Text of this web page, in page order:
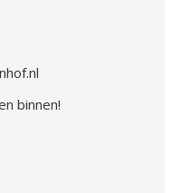
binnen!